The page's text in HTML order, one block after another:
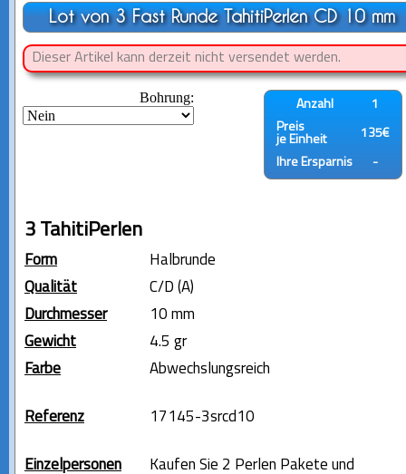
Lot von 3 Fast Runde TahitiPerlen CD 10 mm
Dieser Artikel kann derzeit nicht versendet werden.
Bohrung: Anzahl
1
Preis
je Einheit
135€
Ihre Ersparnis -
3 TahitiPerlen
Form
Halbrunde
Qualität
C/D (A)
Durchmesser
10 mm
Gewicht
4.5 gr
Farbe
Abwechslungsreich
Referenz 17145-3srcd10
Einzelpersonen
Kaufen Sie 2 Perlen Pakete und